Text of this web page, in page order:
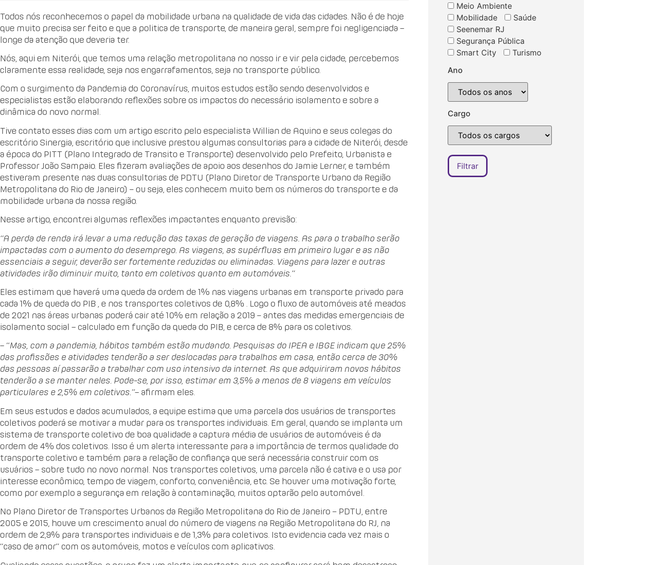
Todos nós reconhecemos o papel da mobilidade urbana na qualidade de vida das cidades. Não é de hoje
que muito precisa ser feito e que a politica de transporte, de maneira geral, sempre foi negligenciada –
longe da atenção que deveria ter.
Nós, aqui em Niterói, que temos uma relação metropolitana no nosso ir e vir pela cidade, percebemos
claramente essa realidade, seja nos engarrafamentos, seja no transporte público.
Com o surgimento da Pandemia do Coronavírus, muitos estudos estão sendo desenvolvidos e
especialistas estão elaborando reflexões sobre os impactos do necessário isolamento e sobre a
dinâmica do novo normal.
Tive contato esses dias com um artigo escrito pelo especialista Willian de Aquino e seus colegas do
escritório Sinergia, escritório que inclusive prestou algumas consultorias para a cidade de Niterói, desde
a época do PITT (Plano Integrado de Transito e Transporte) desenvolvido pelo Prefeito, Urbanista e
Professor João Sampaio. Eles fizeram avaliações de apoio aos desenhos do Jamie Lerner, e também
estiveram presente nas duas consultorias de PDTU (Plano Diretor de Transporte Urbano da Região
Metropolitana do Rio de Janeiro) – ou seja, eles conhecem muito bem os números do transporte e da
mobilidade urbana da nossa região.
Nesse artigo, encontrei algumas reflexões impactantes enquanto previsão:
“A perda de renda irá levar a uma redução das taxas de geração de viagens. As para o trabalho serão
impactadas com o aumento do desemprego. As viagens, as supérfluas em primeiro lugar e as não
essenciais a seguir, deverão ser fortemente reduzidas ou eliminadas. Viagens para lazer e outras
atividades irão diminuir muito, tanto em coletivos quanto em automóveis.”
Eles estimam que haverá uma queda da ordem de 1% nas viagens urbanas em transporte privado para
cada 1% de queda do PIB , e nos transportes coletivos de 0,8% . Logo o fluxo de automóveis até meados
de 2021 nas áreas urbanas poderá cair até 10% em relação a 2019 – antes das medidas emergenciais de
isolamento social – calculado em função da queda do PIB, e cerca de 8% para os coletivos.
– “Mas, com a pandemia, hábitos também estão mudando. Pesquisas do IPEA e IBGE indicam que 25%
das profissões e atividades tenderão a ser deslocadas para trabalhos em casa, então cerca de 30%
das pessoas aí passarão a trabalhar com uso intensivo da internet. As que adquiriram novos hábitos
tenderão a se manter neles. Pode-se, por isso, estimar em 3,5% a menos de 8 viagens em veículos
particulares e 2,5% em coletivos.”– afirmam eles.
Em seus estudos e dados acumulados, a equipe estima que uma parcela dos usuários de transportes
coletivos poderá se motivar a mudar para os transportes individuais. Em geral, quando se implanta um
sistema de transporte coletivo de boa qualidade a captura média de usuários de automóveis é da
ordem de 4% dos coletivos. Isso é um alerta interessante para a importância de termos qualidade do
transporte coletivo e também para a relação de confiança que será necessária construir com os
usuários – sobre tudo no novo normal. Nos transportes coletivos, uma parcela não é cativa e o usa por
interesse econômico, tempo de viagem, conforto, conveniência, etc. Se houver uma motivação forte,
como por exemplo a segurança em relação à contaminação, muitos optarão pelo automóvel.
No Plano Diretor de Transportes Urbanos da Região Metropolitana do Rio de Janeiro – PDTU, entre
2005 e 2015, houve um crescimento anual do número de viagens na Região Metropolitana do RJ, na
ordem de 2,9% para transportes individuais e de 1,3% para coletivos. Isto evidencia cada vez mais o
“caso de amor” com os automóveis, motos e veículos com aplicativos.
Meio Ambiente
Mobilidade
Saúde
Seenemar RJ
Segurança Pública
Smart City
Turismo
Ano
Cargo